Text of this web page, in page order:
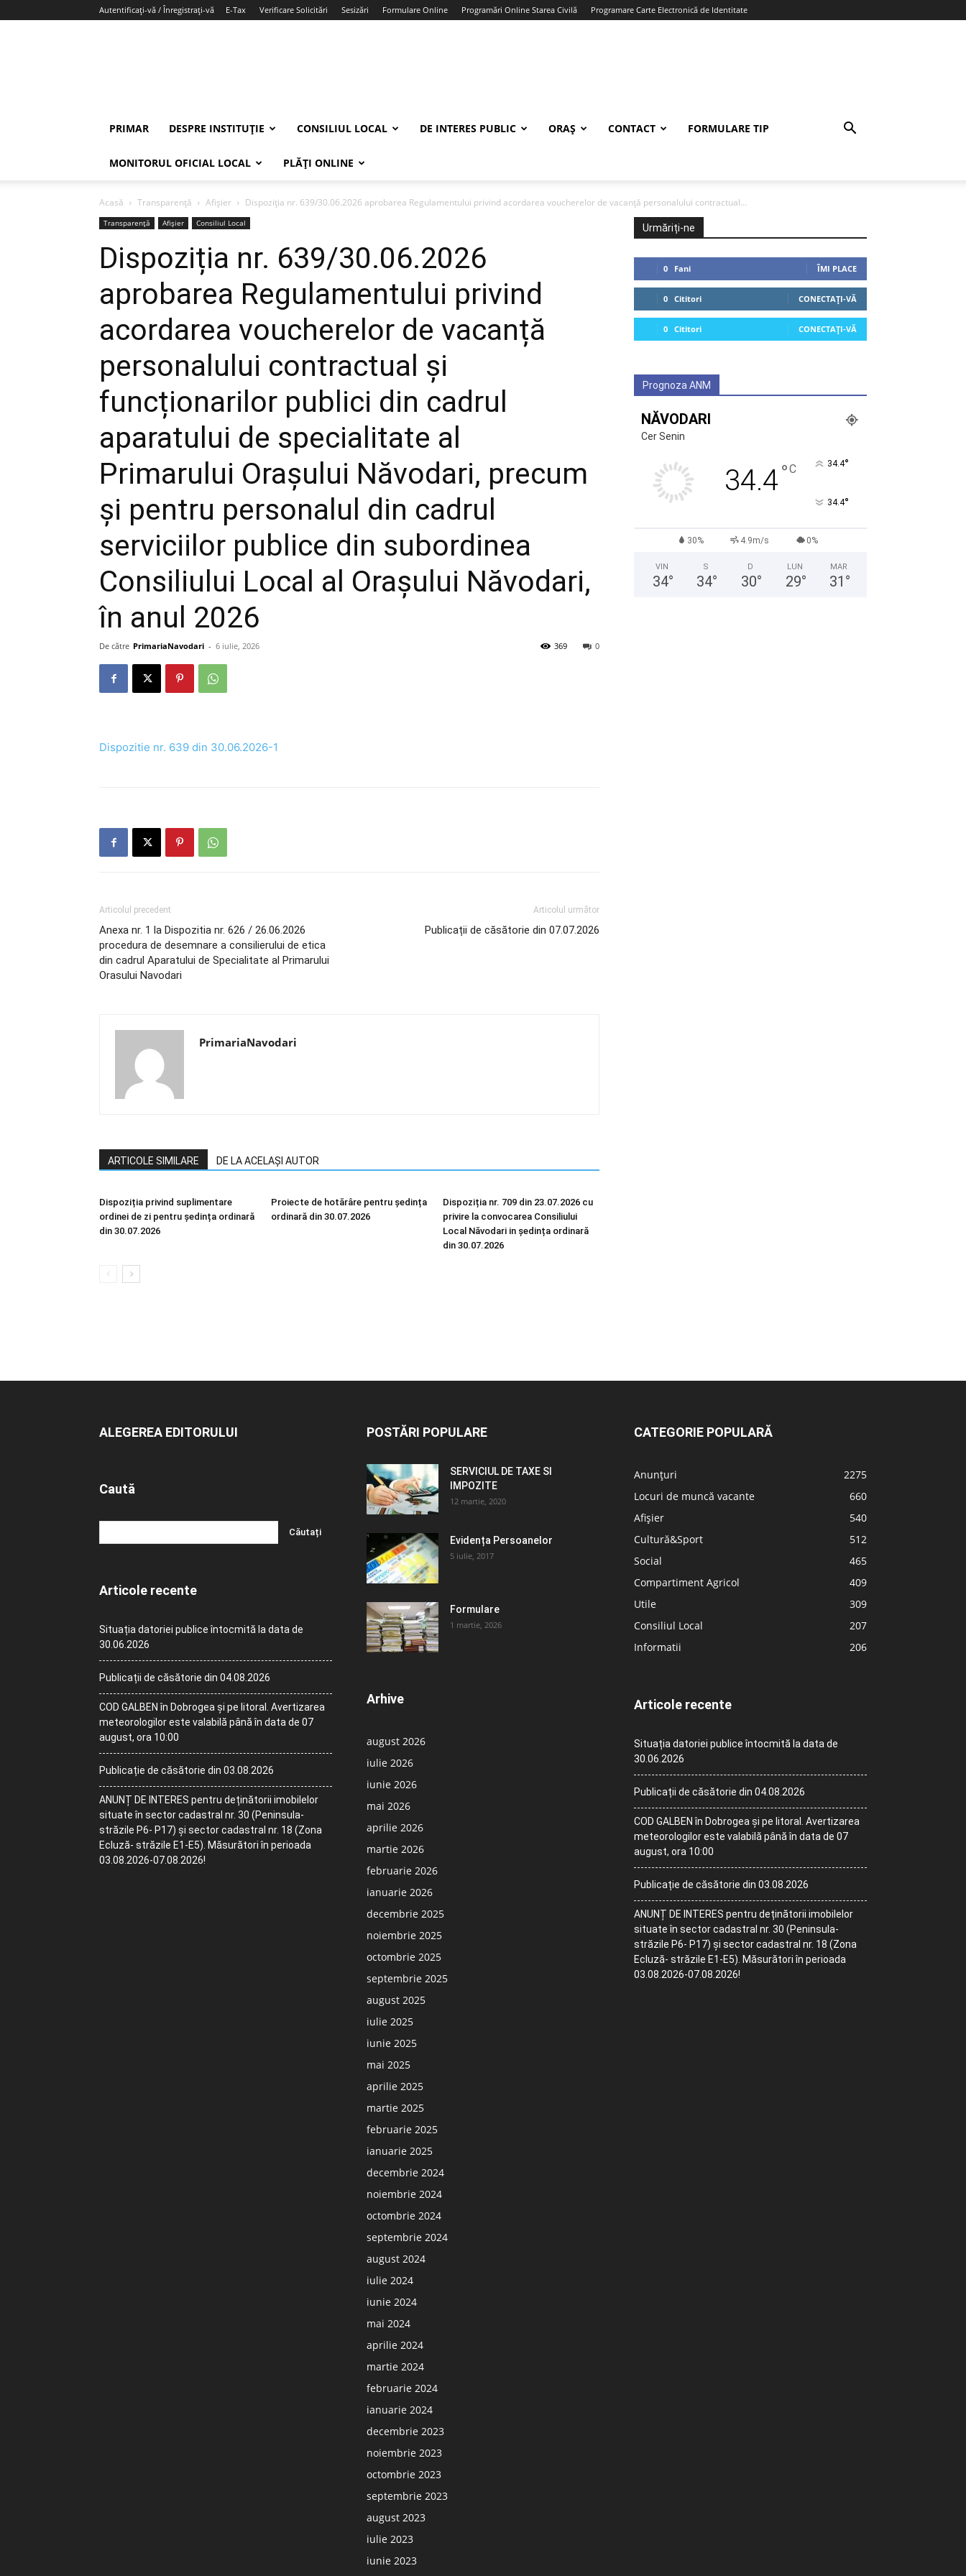
Autentificați-vă / Înregistrați-vă E-Tax Verificare Solicitări Sesizări Formulare Online Programări Online Starea Civilă Programare Carte Electronică de Identitate
PRIMAR DESPRE INSTITUȚIE CONSILIUL LOCAL DE INTERES PUBLIC ORAȘ CONTACT FORMULARE TIP
MONITORUL OFICIAL LOCAL PLĂȚI ONLINE
Acasă Transparență Afișier Dispoziția nr. 639/30.06.2026 aprobarea Regulamentului privind acordarea voucherelor de vacanță personalului contractual...
Transparență Afișier Consiliul Local
Dispoziția nr. 639/30.06.2026
aprobarea Regulamentului privind
acordarea voucherelor de vacanță
personalului contractual și
funcționarilor publici din cadrul
aparatului de specialitate al
Primarului Orașului Năvodari, precum
și pentru personalul din cadrul
serviciilor publice din subordinea
Consiliului Local al Orașului Năvodari,
în anul 2026
De către PrimariaNavodari - 6 iulie, 2026 0
369
Dispozitie nr. 639 din 30.06.2026-1
Articolul precedent
Anexa nr. 1 la Dispozitia nr. 626 / 26.06.2026
procedura de desemnare a consilierului de etica
din cadrul Aparatului de Specialitate al Primarului
Orasului Navodari
Articolul următor
Publicații de căsătorie din 07.07.2026
PrimariaNavodari
ARTICOLE SIMILARE DE LA ACELAȘI AUTOR
Dispoziția privind suplimentare
ordinei de zi pentru ședința ordinară
din 30.07.2026
Proiecte de hotărâre pentru ședința
ordinară din 30.07.2026
Dispoziția nr. 709 din 23.07.2026 cu
privire la convocarea Consiliului
Local Năvodari in ședința ordinară
din 30.07.2026
Urmăriți-ne
0 Fani ÎMI PLACE
0 Cititori CONECTAȚI-VĂ
0 Cititori CONECTAȚI-VĂ
Prognoza ANM
NĂVODARI
Cer Senin
34.4°C 34.4°
34.4°
30% 4.9m/s 0%
VIN
34°
S
34°
D
30°
LUN
29°
MAR
31 °
ALEGEREA EDITORULUI
Caută
Articole recente
Situația datoriei publice întocmită la data de
30.06.2026
Publicații de căsătorie din 04.08.2026
COD GALBEN în Dobrogea și pe litoral. Avertizarea
meteorologilor este valabilă până în data de 07
august, ora 10:00
Publicație de căsătorie din 03.08.2026
ANUNȚ DE INTERES pentru deținătorii imobilelor
situate în sector cadastral nr. 30 (Peninsula-
străzile P6- P17) și sector cadastral nr. 18 (Zona
Ecluză- străzile E1-E5). Măsurători în perioada
03.08.2026-07.08.2026!
POSTĂRI POPULARE
SERVICIUL DE TAXE SI
IMPOZITE
12 martie, 2020
Evidența Persoanelor
5 iulie, 2017
Formulare
1 martie, 2026
Arhive
august 2026
iulie 2026
iunie 2026
mai 2026
aprilie 2026
martie 2026
februarie 2026
ianuarie 2026
decembrie 2025
noiembrie 2025
octombrie 2025
septembrie 2025
august 2025
iulie 2025
iunie 2025
mai 2025
aprilie 2025
martie 2025
februarie 2025
ianuarie 2025
decembrie 2024
noiembrie 2024
octombrie 2024
septembrie 2024
august 2024
iulie 2024
iunie 2024
mai 2024
aprilie 2024
martie 2024
februarie 2024
ianuarie 2024
decembrie 2023
noiembrie 2023
octombrie 2023
septembrie 2023
august 2023
iulie 2023
iunie 2023
CATEGORIE POPULARĂ
Anunțuri
2275
Locuri de muncă vacante
660
Afișier
540
Cultură&Sport
512
Social
465
Compartiment Agricol
409
Utile
309
Consiliul Local
207
Informatii
206
Articole recente
Situația datoriei publice întocmită la data de
30.06.2026
Publicații de căsătorie din 04.08.2026
COD GALBEN în Dobrogea și pe litoral. Avertizarea
meteorologilor este valabilă până în data de 07
august, ora 10:00
Publicație de căsătorie din 03.08.2026
ANUNȚ DE INTERES pentru deținătorii imobilelor
situate în sector cadastral nr. 30 (Peninsula-
străzile P6- P17) și sector cadastral nr. 18 (Zona
Ecluză- străzile E1-E5). Măsurători în perioada
03.08.2026-07.08.2026!